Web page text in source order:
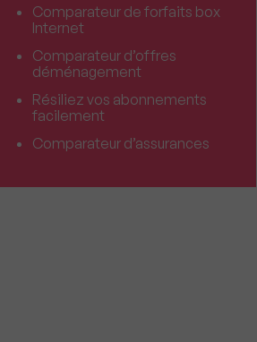
Comparateur de forfaits box
Internet
Comparateur d’offres
déménagement
Résiliez vos abonnements
facilement
Comparateur d’assurances